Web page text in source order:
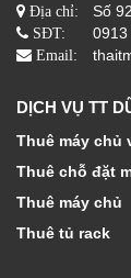
Địa chỉ: Số
SĐT: 0913
Email:
DỊCH VỤ TT
Thuê máy chủ
Thuê chỗ đặt
Thuê máy chủ
Thuê tủ rack